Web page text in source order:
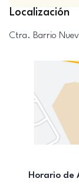
Localización
Ctra. Barrio
Horario de